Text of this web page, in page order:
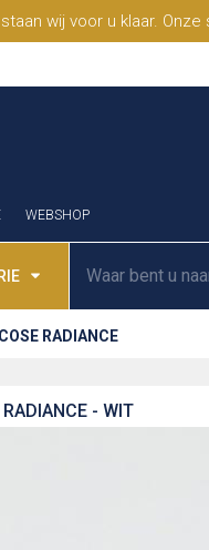
wij voor u klaar.
WEBSHOP
RADIANCE
- WIT